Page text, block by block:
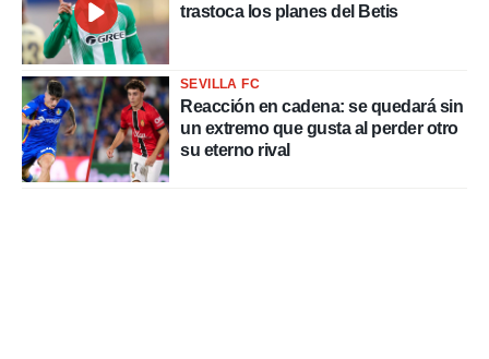
trastoca los planes del Betis
SEVILLA FC
Reacción en cadena: se quedará sin
un extremo que gusta al perder otro
su eterno rival